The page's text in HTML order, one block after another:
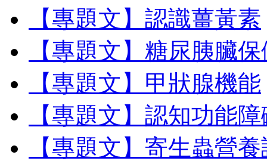
【專題文】認識薑黃素
【專題文】糖尿胰臟
【專題文】甲狀腺機能
【專題文】認知功能
【專題文】寄生蟲營